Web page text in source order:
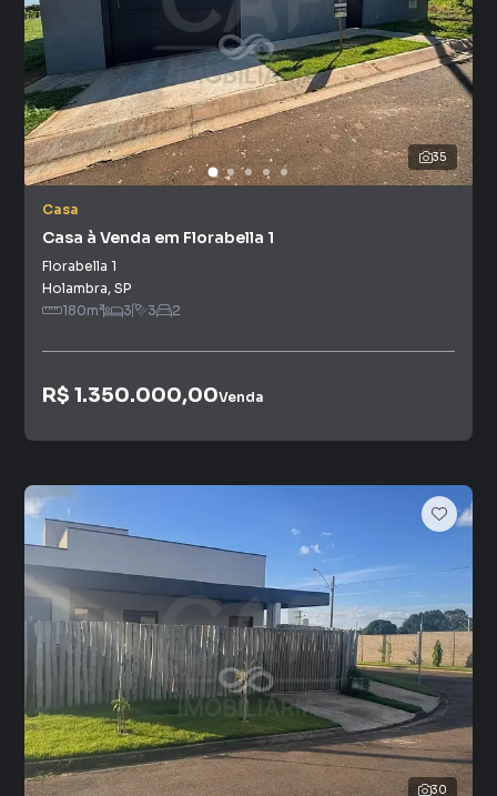
35
Casa
Casa à Venda em Florabella 1
Florabella 1
Holambra, SP
180m² 3 3 2
R$ 1.350.000,00Venda
30